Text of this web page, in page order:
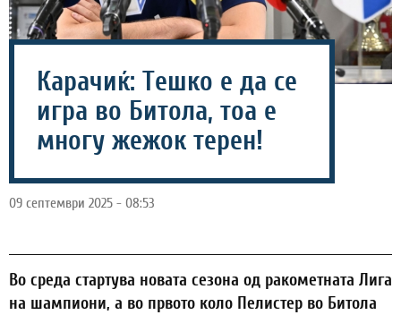
Карачиќ: Тешко е да се
игра во Битола, тоа е
многу жежок терен!
09 септември 2025 - 08:53
Во среда стартува новата сезона од ракометната Лига
на шампиони, а во првото коло Пелистер во Битола